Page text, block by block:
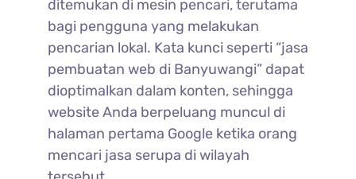
ditemukan di mesin pencari, terutama
bagi pengguna yang melakukan
pencarian lokal. Kata kunci seperti “jasa
pembuatan web di Banyuwangi” dapat
dioptimalkan dalam konten, sehingga
website Anda berpeluang muncul di
halaman pertama Google ketika orang
mencari jasa serupa di wilayah